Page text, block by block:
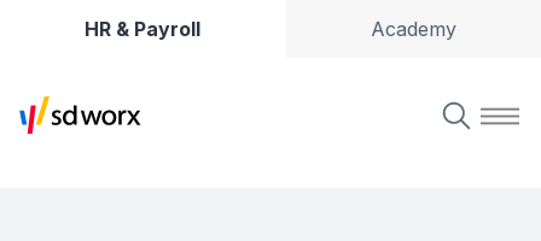
HR & Payroll Academy